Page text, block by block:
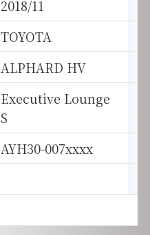
2018/11
TOYOTA
ALPHARD HV
Executive Lounge
S
AYH30-007xxxx